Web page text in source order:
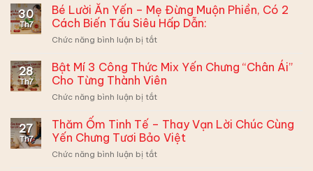
Đề:
Lần
Đầu
Ra
–
Ghi
Xuất
Cùng
Hộp
Yến
30
Th7
Bé Lười Ăn Yến – Mẹ Đừng Muộn Phiền, Có 2
Cách Biến Tấu Siêu Hấp Dẫn:
Chức năng bình luận bị tắtở
Lười
Ăn
Yến
–
Đừng
Muộn
Phiền,
Có
28
Th7
Bật Mí 3 Công Thức Mix Yến Chưng “Chân Ái”
Cho Từng Thành Viên
Chức năng bình luận bị tắtở
Mí
Công
Thức
27
Th7
Thăm Ốm Tinh Tế – Thay Vạn Lời Chúc Cùng
Yến Chưng Tươi Bảo Việt
Chức năng bình luận bị tắtở